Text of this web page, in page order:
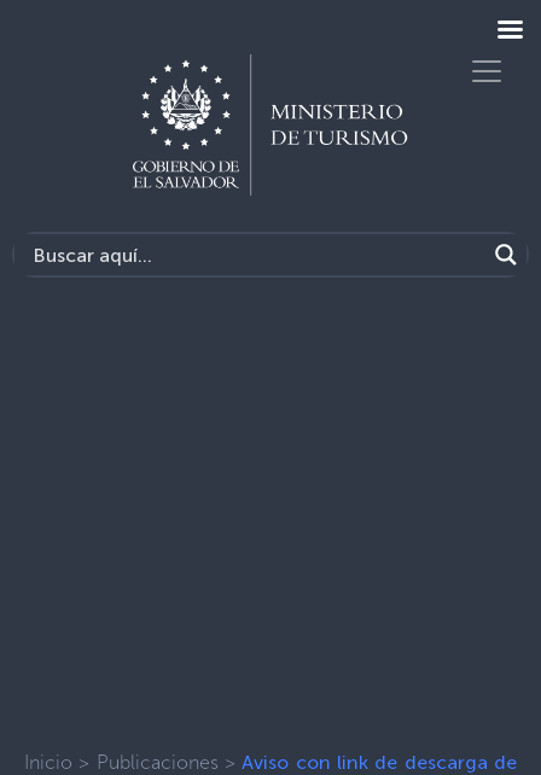
Inicio > Publicaciones >Aviso con link de descarga de